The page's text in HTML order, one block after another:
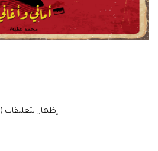
‫إظهار التعليقات (2)